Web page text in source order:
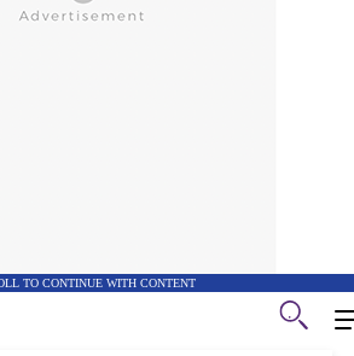
TO CONTINUE WITH CONTENT